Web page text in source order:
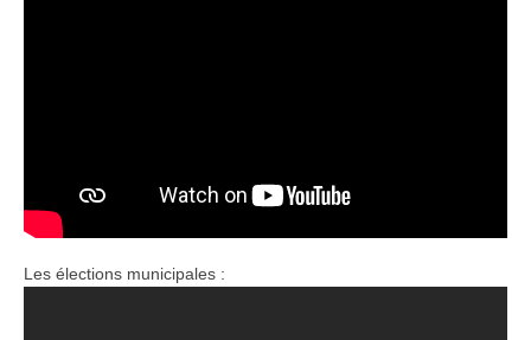
Les élections municipales :